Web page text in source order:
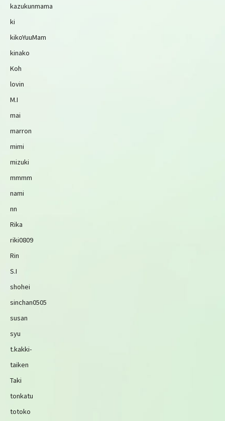
kazukunmama
ki
kikoYuuMam
kinako
Koh
lovin
M.I
mai
marron
mimi
mizuki
mmmm
nami
nn
Rika
riki0809
Rin
S.I
shohei
sinchan0505
susan
syu
t.kakki-
taiken
Taki
tonkatu
totoko